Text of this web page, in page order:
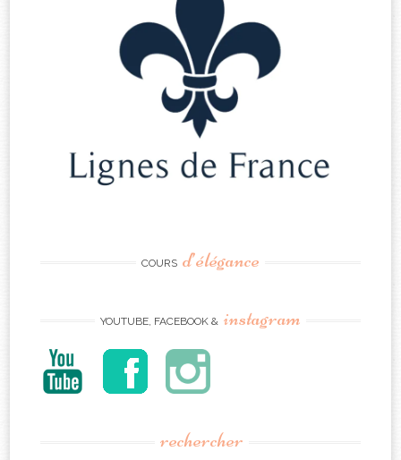
COURS d’élégance
YOUTUBE, FACEBOOK & instagram
rechercher